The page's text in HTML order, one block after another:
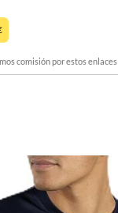
comisión por estos enlaces